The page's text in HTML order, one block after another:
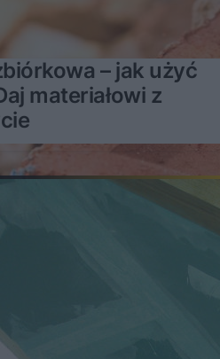
– jak użyć
materiałowi z